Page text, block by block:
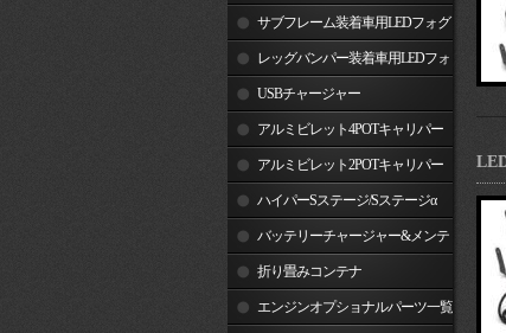
サブフレーム装着車用LEDフォグ
ランプレッグバンパー装着車用LEDフォ
グランプUSBチャージャー
アルミビレット4POTキャリパー
関連製品アルミビレット2POTキャリパー
関連製品ハイパーSステージ/Sステージα
バッテリーチャージャー&メンテ
ナー 折り畳みコンテナ
エンジンオプショナルパーツ一覧